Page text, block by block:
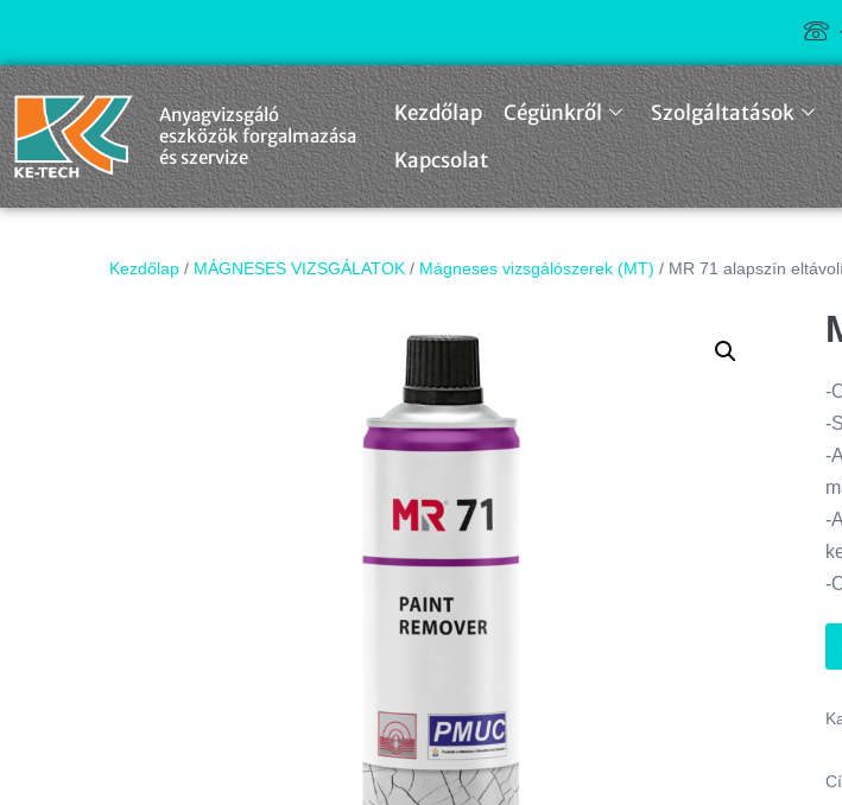
Anyagvizsgáló
eszközök forgalmazása
és szervize
Kezdőlap Cégünkről Szolgáltatások
Kapcsolat
Kezdőlap / MÁGNESES VIZSGÁLATOK / Mágneses vizsgálószerek (MT) / MR 71 alapszín
-
-
-
-
-